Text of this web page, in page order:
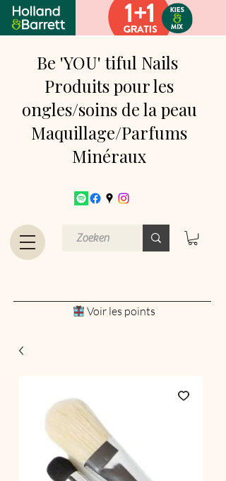
Be 'YOU' tiful Nails
Produits pour les
ongles/soins de la peau
Maquillage/Parfums
Minéraux
Voir les points